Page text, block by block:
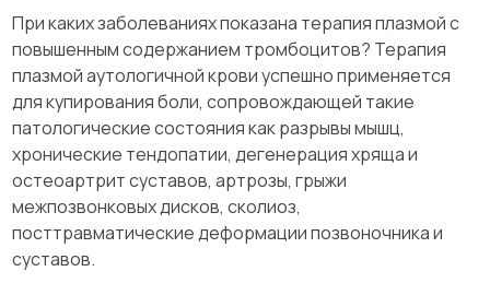
При каких заболеваниях показана терапия плазмой с
повышенным содержанием тромбоцитов? Терапия
плазмой аутологичной крови успешно применяется
для купирования боли, сопровождающей такие
патологические состояния как разрывы мышц,
хронические тендопатии, дегенерация хряща и
остеоартрит суставов, артрозы, грыжи
межпозвонковых дисков, сколиоз,
посттравматические деформации позвоночника и
суставов.